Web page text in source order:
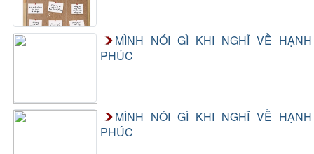
MÌNH NÓI GÌ KHI NGHĨ VỀ HẠNH
PHÚC
MÌNH NÓI GÌ KHI NGHĨ VỀ HẠNH
PHÚC